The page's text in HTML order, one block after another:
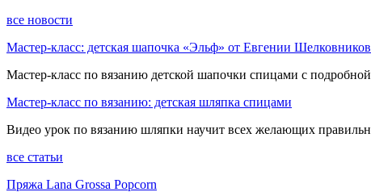
все новости
Мастер-класс: детская шапочка «Эльф» от Евгении
Мастер-класс по вязанию детской шапочки спицами с
Мастер-класс по вязанию: детская шляпка спицами
Видео урок по вязанию шляпки научит всех желающих
все статьи
Пряжа Lana Grossa Popcorn